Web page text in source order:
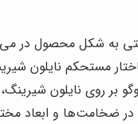
به شکل محصول در
مستحکم نایلون
بر روی نایلون
ضخامت‌ها و ابعاد